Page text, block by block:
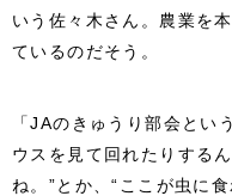
いう佐々木さん。農業を
ているのだそう。
「JAのきゅうり部会と
ウスを見て回れたりする
ね。”とか、“ここが虫に